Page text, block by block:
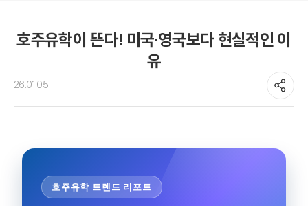
호주
호주유학이 뜬다! 미국·영국보다 현실적인 이
유
26.01.05
호주유학 트렌드 리포트